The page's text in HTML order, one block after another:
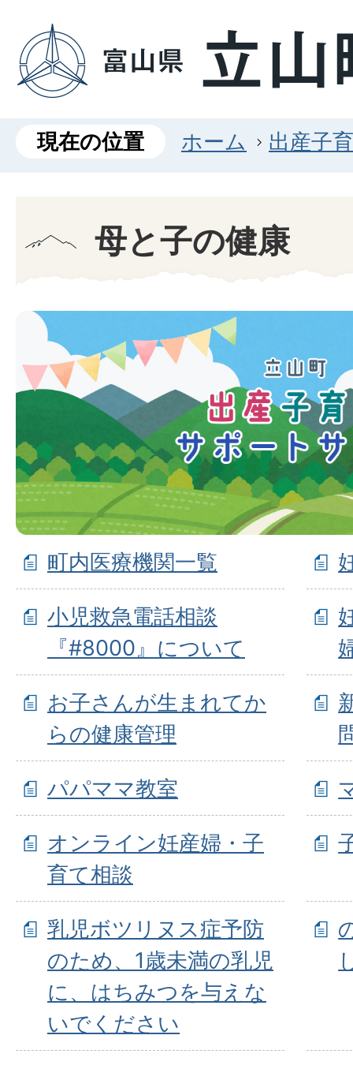
現在の位置 ホーム 出産子
母と子の健康
町内医療機関一覧
小児救急電話相談
『#8000』について
お子さんが生まれてか
らの健康管理
パパママ教室
オンライン妊産婦・子
育て相談
乳児ボツリヌス症予防
のため、1歳未満の乳児
に、はちみつを与えな
いでください